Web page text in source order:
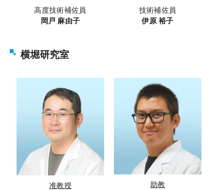
高度技術補佐員
岡戸 麻由子
技術補佐員
伊原 裕子
横堀研究室
准教授
助教